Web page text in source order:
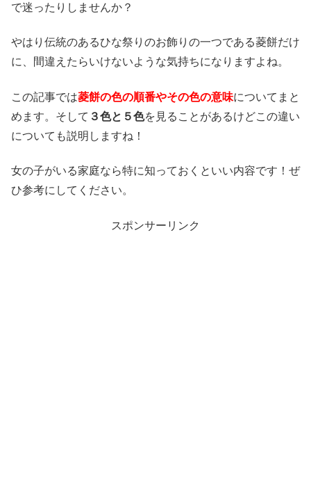
で迷ったりしませんか？
やはり伝統のあるひな祭りのお飾りの一つである菱餅だけ
に、間違えたらいけないような気持ちになりますよね。
この記事では菱餅の色の順番やその色の意味についてまと
めます。そして ３色と５色を見ることがあるけどこの違い
についても説明しますね！
女の子がいる家庭なら特に知っておくといい内容です！ぜ
ひ参考にしてください。
スポンサーリンク